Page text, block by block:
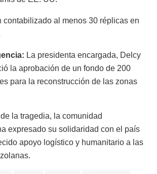
contabilizado al menos 30 réplicas en
La presidenta encargada, Delcy
la aprobación de un fondo de 200
para la reconstrucción de las zonas
la tragedia, la comunidad
expresado su solidaridad con el país
apoyo logístico y humanitario a las